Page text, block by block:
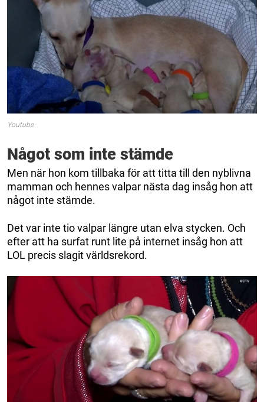
Youtube
Något som inte stämde
Men när hon kom tillbaka för att titta till den nyblivna
mamman och hennes valpar nästa dag insåg hon att
något inte stämde.
Det var inte tio valpar längre utan elva stycken. Och
efter att ha surfat runt lite på internet insåg hon att
LOL precis slagit världsrekord.